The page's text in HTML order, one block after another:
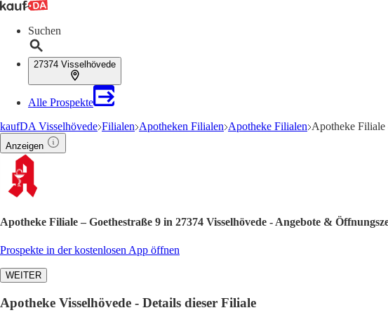
Suchen
27374 Visselhövede
Alle Prospekte
kaufDA Visselhövede Filialen Apotheken Filialen Apotheke Filialen Apotheke Filiale
Anzeigen
Apotheke Filiale – Goethestraße 9 in 27374 Visselhövede - Angebote &
Prospekte in der kostenlosen App öffnen
WEITER
Apotheke Visselhövede - Details dieser Filiale